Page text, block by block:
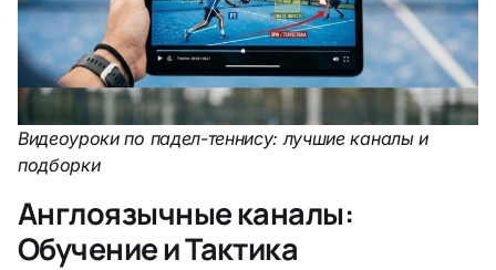
Видеоуроки по падел-теннису: лучшие каналы и
подборки
Англоязычные каналы:
Обучение и Тактика